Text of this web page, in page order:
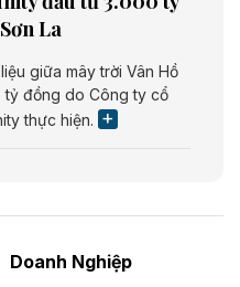
La
giữa mây trời Vân Hồ
tỷ đồng do Công ty cổ
thực hiện.
điện Bắc Giang do
Doanh Nghiệp